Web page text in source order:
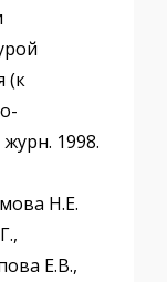
(к
1998.
Н.Е.
Е.В.,